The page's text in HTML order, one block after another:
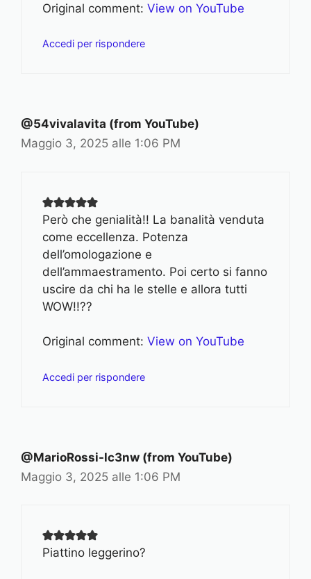
Original comment: View on YouTube
Accedi per rispondere
@54vivalavita (from YouTube)
Maggio 3, 2025 alle 1:06 PM
Però che genialità!! La banalità venduta
come eccellenza. Potenza
dell’omologazione e
dell’ammaestramento. Poi certo si fanno
uscire da chi ha le stelle e allora tutti
WOW!!??
Original comment: View on YouTube
Accedi per rispondere
@MarioRossi-lc3nw (from YouTube)
Maggio 3, 2025 alle 1:06 PM
Piattino leggerino?